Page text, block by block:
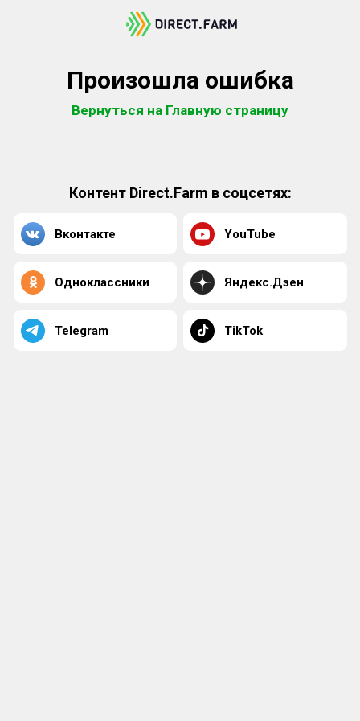
Произошла ошибка
Вернуться на Главную страницу
Контент Direct.Farm в соцсетях:
Вконтакте YouTube
Одноклассники Яндекс.Дзен
Telegram TikTok